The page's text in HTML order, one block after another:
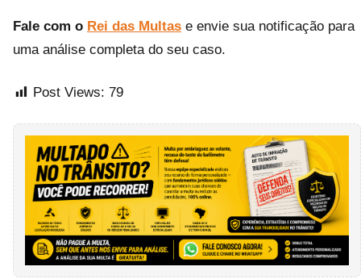
Fale com o Rei das Multas e envie sua notificação para
uma análise completa do seu caso.
Post Views: 79